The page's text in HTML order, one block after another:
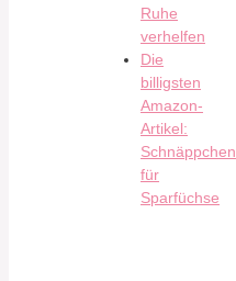
Ruhe
verhelfen
Die
billigsten
Amazon-
Artikel:
Schnäppchen
für
Sparfüchse